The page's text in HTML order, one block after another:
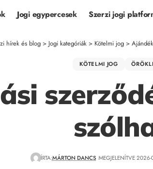
Jogi egypercesek Szerzi jogi
hírek és blog> Jogi kategóriák> Kötelmi jog>
KÖTELMI JOG
ÍRTA:MÁRTON DANCS MEGJELENÍTVE 2026-